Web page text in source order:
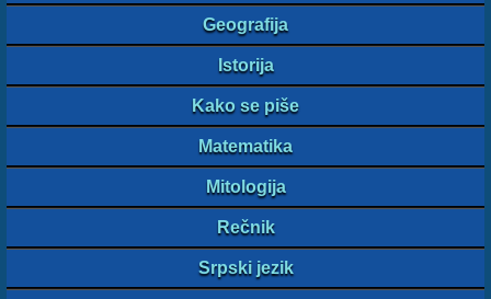
Geografija
Istorija
Kako se piše
Matematika
Mitologija
Rečnik
Srpski jezik